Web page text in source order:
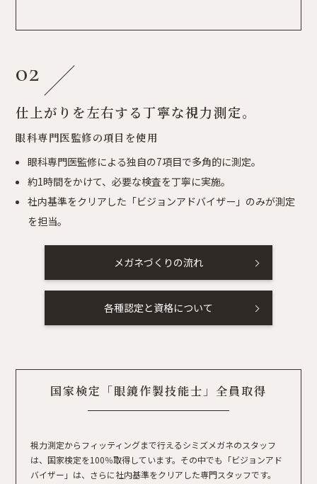
02
仕上がりを左右する丁寧な視力測定。
眼科専門医監修の項目を使用
眼科専門医監修による独自の7項目で多角的に測定。
約1時間をかけて、必要な検査を丁寧に実施。
社内基準をクリアした「ビジョンアドバイザー」のみが測定
を担当。
メガネづくりの流れ
各種認定と資格について
国家検定「眼鏡作製技能士」全員取得
視力測定からフィッティングまで行えるシミズメガネのスタッフ
は、国家検定を100％取得しています。その中でも「ビジョンアド
バイザー」は、さらに社内基準をクリアした専門スタッフです。